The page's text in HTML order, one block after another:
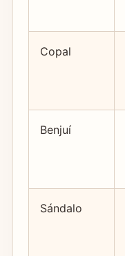
Copal
Benjuí
Sándalo